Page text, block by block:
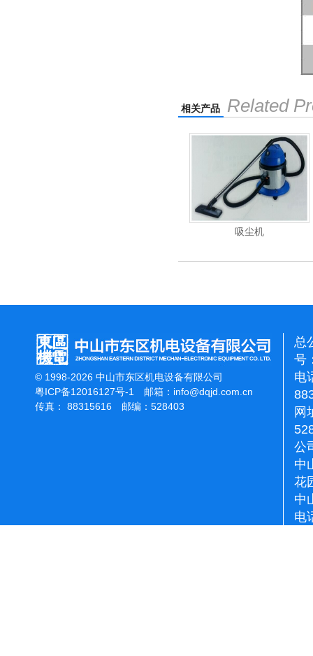
相关产品 Related
© 1998-2026 中山市东区机电设备有限公司
粤ICP备12016127号-1
邮箱： info@dqjd.com.cn
传真： 88315616 邮编：528403
总
号
电
网
公
中
花
中
电